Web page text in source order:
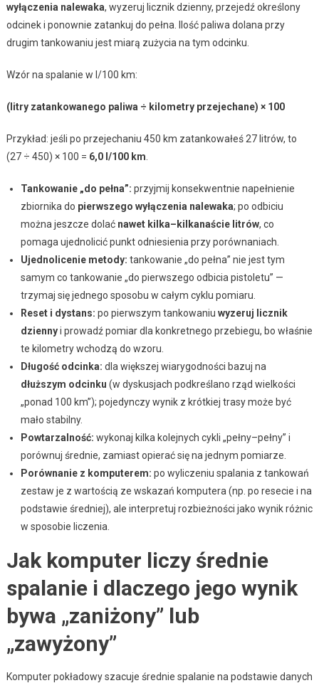
wyłączenia nalewaka, wyzeruj licznik dzienny, przejedź określony
odcinek i ponownie zatankuj do pełna. Ilość paliwa dolana przy
drugim tankowaniu jest miarą zużycia na tym odcinku.
Wzór na spalanie w l/100 km:
(litry zatankowanego paliwa ÷ kilometry przejechane) × 100
Przykład: jeśli po przejechaniu 450 km zatankowałeś 27 litrów, to
(27 ÷ 450) × 100 = 6,0 l/100 km
Tankowanie „do pełna”: przyjmij konsekwentnie napełnienie
zbiornika do pierwszego wyłączenia nalewaka; po odbiciu
można jeszcze dolać nawet kilka–kilkanaście litrów, co
pomaga ujednolicić punkt odniesienia przy porównaniach.
Ujednolicenie metody: tankowanie „do pełna” nie jest tym
samym co tankowanie „do pierwszego odbicia pistoletu” —
trzymaj się jednego sposobu w całym cyklu pomiaru.
Reset i dystans: po pierwszym tankowaniu wyzeruj licznik
dziennyi prowadź pomiar dla konkretnego przebiegu, bo właśnie
te kilometry wchodzą do wzoru.
Długość odcinka: dla większej wiarygodności bazuj na
dłuższym odcinku (w dyskusjach podkreślano rząd wielkości
„ponad 100 km”); pojedynczy wynik z krótkiej trasy może być
mało stabilny.
Powtarzalność: wykonaj kilka kolejnych cykli „pełny–pełny” i
porównuj średnie, zamiast opierać się na jednym pomiarze.
Porównanie z komputerem: po wyliczeniu spalania z tankowań
zestaw je z wartością ze wskazań komputera (np. po resecie i na
podstawie średniej), ale interpretuj rozbieżności jako wynik różnic
w sposobie liczenia.
Jak komputer liczy średnie
spalanie i dlaczego jego wynik
bywa „zaniżony” lub
„zawyżony”
Komputer pokładowy szacuje średnie spalanie na podstawie danych